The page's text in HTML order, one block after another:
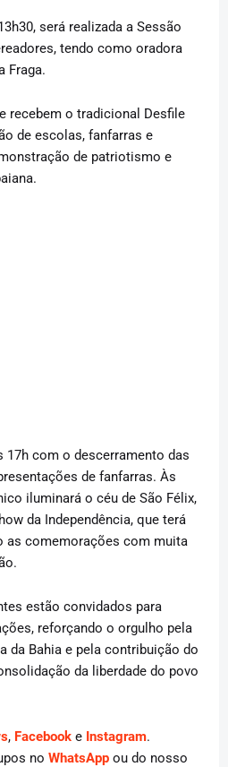
será realizada a Sessão
tendo como oradora
Fraga.
recebem o tradicional Desfile
de escolas, fanfarras e
de patriotismo e
17h com o descerramento das
de fanfarras. Às
iluminará o céu de São Félix,
da Independência, que terá
as comemorações com muita
estão convidados para
reforçando o orgulho pela
da Bahia e pela contribuição do
da liberdade do povo
, Facebook e Instagram.
no WhatsApp ou do nosso